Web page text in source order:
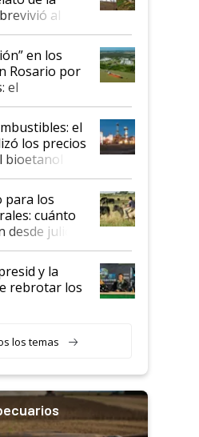
al
en los
Rosario por
el
las
tensión tras
de los
el
los precios
bioetanol
para los
cuánto
julio
y la
rebrotar los
los temas